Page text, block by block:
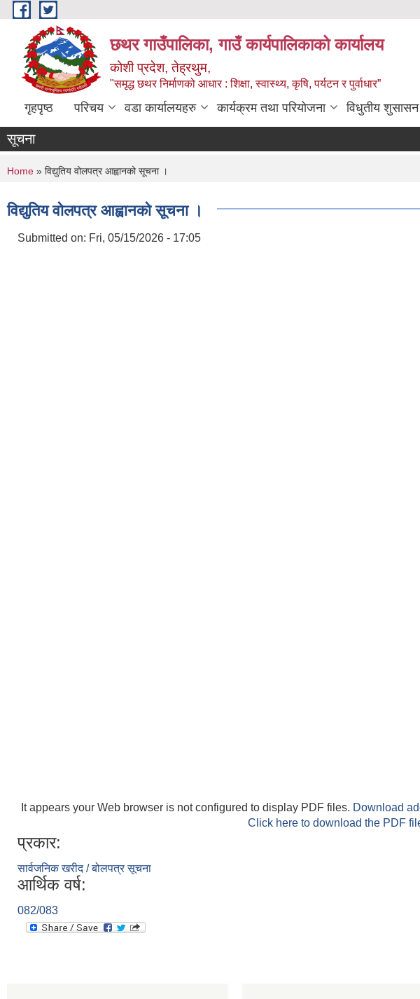
Skip to main content
छथर गाउँपालिका, गाउँ कार्यपालिकाको कार्यालय
कोशी प्रदेश, तेह्रथुम,
"समृद्ध छथर निर्माणको आधार : शिक्षा, स्वास्थ्य, कृषि, पर्यटन र पुर्वाधार”
गृहपृष्ठ परिचय वडा कार्यालयहरु कार्यक्रम तथा परियोजना विधुतीय
सूचना
You are here
Home » विद्युतिय वोलपत्र आह्वानको सूचना ।
विद्युतिय वोलपत्र आह्वानको सूचना ।
Submitted on: Fri, 05/15/2026 - 17:05
It appears your Web browser is not configured to display PDF files. Download
Click here to download the PDF
प्रकार:
सार्वजनिक खरीद / बोलपत्र सूचना
आर्थिक वर्ष:
082/083